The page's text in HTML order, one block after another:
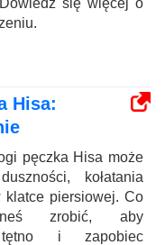
się więcej o
Hisa:
pęczka Hisa może
kołatania
piersiowej. Co
zrobić, aby
tętno i zapobiec